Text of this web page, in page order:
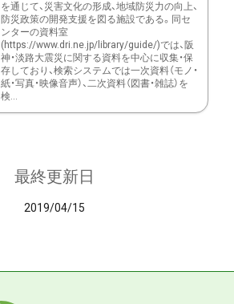
を通じて、災害文化の形成、地域防災力の向上、
防災政策の開発支援を図る施設である。同セ
ンターの資料室
(https://www.dri.ne.jp/library/guide/)では、阪
神・淡路大震災に関する資料を中心に収集・保
存しており、検索システムでは一次資料（モノ・
紙・写真・映像音声）、二次資料（図書・雑誌）を
検...
最終更新日
2019/04/15